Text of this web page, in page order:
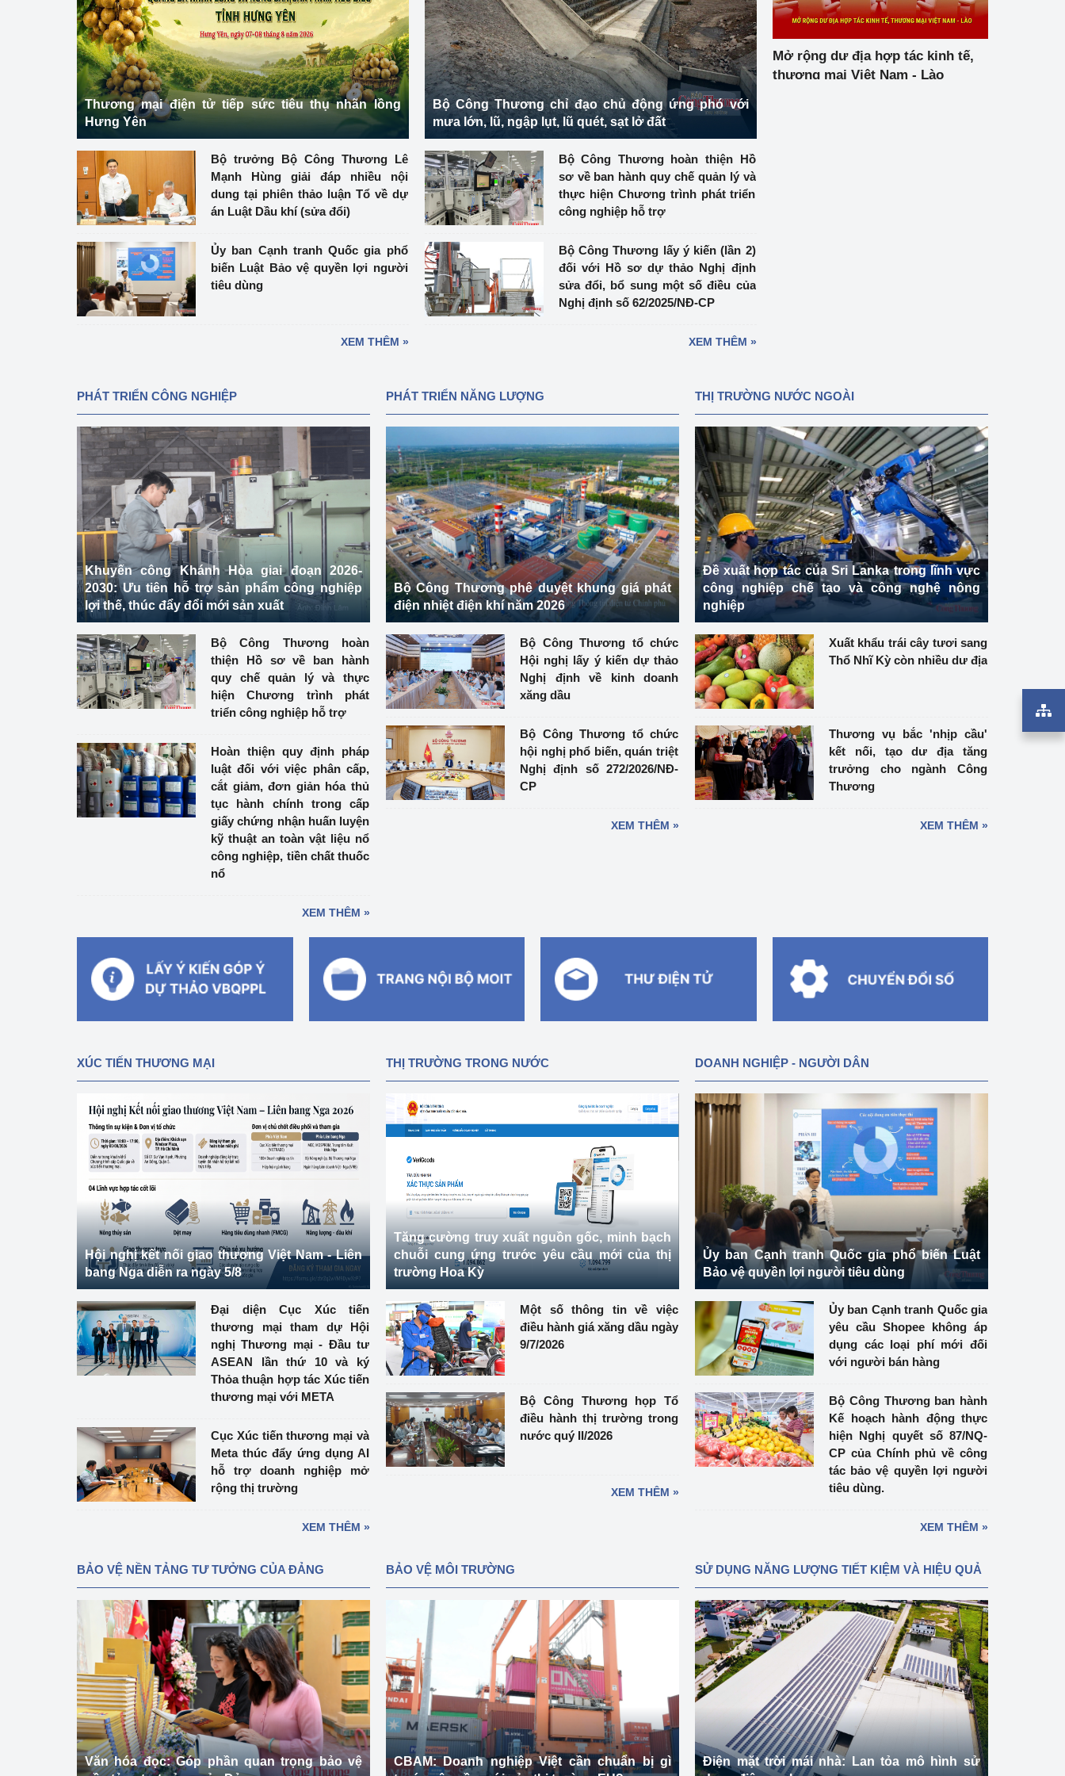
Phát triển công nghiệp Công nghiệp nền tảng
Chính sách
Sản xuất công nghiệp
Phát triển năng lượng
Thương mại điện tử tiếp sức tiêu thụ nhãn lồng
Hưng Yên
Bộ trưởng Bộ Công Thương Lê
Mạnh Hùng giải đáp nhiều nội
dung tại phiên thảo luận Tổ về dự
án Luật Dầu khí (sửa đổi)
Ủy ban Cạnh tranh Quốc gia phổ
biến Luật Bảo vệ quyền lợi người
tiêu dùng
XEM THÊM »
Bộ Công Thương chỉ đạo chủ động ứng phó với
mưa lớn, lũ, ngập lụt, lũ quét, sạt lở đất
Bộ Công Thương hoàn thiện Hồ
sơ về ban hành quy chế quản lý và
thực hiện Chương trình phát triển
công nghiệp hỗ trợ
Bộ Công Thương lấy ý kiến (lần 2)
đối với Hồ sơ dự thảo Nghị định
sửa đổi, bổ sung một số điều của
Nghị định số 62/2025/NĐ-CP
XEM THÊM »
Mở rộng dư địa hợp tác kinh tế,
thương mại Việt Nam - Lào
PHÁT TRIỂN CÔNG NGHIỆP
Khuyến công Khánh Hòa giai đoạn 2026-
2030: Ưu tiên hỗ trợ sản phẩm công nghiệp
lợi thế, thúc đẩy đổi mới sản xuất
Bộ Công Thương hoàn
thiện Hồ sơ về ban hành
quy chế quản lý và thực
hiện Chương trình phát
triển công nghiệp hỗ trợ
Hoàn thiện quy định pháp
luật đối với việc phân cấp,
cắt giảm, đơn giản hóa thủ
tục hành chính trong cấp
giấy chứng nhận huấn luyện
kỹ thuật an toàn vật liệu nổ
công nghiệp, tiền chất thuốc
nổ
XEM THÊM »
PHÁT TRIỂN NĂNG LƯỢNG
Bộ Công Thương phê duyệt khung giá phát
điện nhiệt điện khí năm 2026
Bộ Công Thương tổ chức
Hội nghị lấy ý kiến dự thảo
Nghị định về kinh doanh
xăng dầu
Bộ Công Thương tổ chức
hội nghị phổ biến, quán triệt
Nghị định số 272/2026/NĐ-
CP
XEM THÊM »
THỊ TRƯỜNG NƯỚC NGOÀI
Đề xuất hợp tác của Sri Lanka trong lĩnh vực
công nghiệp chế tạo và công nghệ nông
nghiệp
Xuất khẩu trái cây tươi sang
Thổ Nhĩ Kỳ còn nhiều dư địa
Thương vụ bắc 'nhịp cầu'
kết nối, tạo dư địa tăng
trưởng cho ngành Công
Thương
XEM THÊM »
XÚC TIẾN THƯƠNG MẠI
Hội nghị kết nối giao thương Việt Nam - Liên
bang Nga diễn ra ngày 5/8
Đại diện Cục Xúc tiến
thương mại tham dự Hội
nghị Thương mại - Đầu tư
ASEAN lần thứ 10 và ký
Thỏa thuận hợp tác Xúc tiến
thương mại với META
Cục Xúc tiến thương mại và
Meta thúc đẩy ứng dụng AI
hỗ trợ doanh nghiệp mở
rộng thị trường
XEM THÊM »
THỊ TRƯỜNG TRONG NƯỚC
Tăng cường truy xuất nguồn gốc, minh bạch
chuỗi cung ứng trước yêu cầu mới của thị
trường Hoa Kỳ
Một số thông tin về việc
điều hành giá xăng dầu ngày
9/7/2026
Bộ Công Thương họp Tổ
điều hành thị trường trong
nước quý II/2026
XEM THÊM »
DOANH NGHIỆP - NGƯỜI DÂN
Ủy ban Cạnh tranh Quốc gia phổ biến Luật
Bảo vệ quyền lợi người tiêu dùng
Ủy ban Cạnh tranh Quốc gia
yêu cầu Shopee không áp
dụng các loại phí mới đối
với người bán hàng
Bộ Công Thương ban hành
Kế hoạch hành động thực
hiện Nghị quyết số 87/NQ-
CP của Chính phủ về công
tác bảo vệ quyền lợi người
tiêu dùng.
XEM THÊM »
BẢO VỆ NỀN TẢNG TƯ TƯỞNG CỦA ĐẢNG
Văn hóa đọc: Góp phần quan trọng bảo vệ
BẢO VỆ MÔI TRƯỜNG
CBAM: Doanh nghiệp Việt cần chuẩn bị gì
SỬ DỤNG NĂNG LƯỢNG TIẾT KIỆM VÀ HIỆU QUẢ
Điện mặt trời mái nhà: Lan tỏa mô hình sử